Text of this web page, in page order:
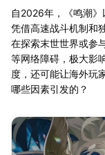
自2026年，《鸣潮》
凭借高速战斗机制和
在探索末世世界或参
等网络障碍，极大影
度，还可能让海外玩
哪些因素引发的？